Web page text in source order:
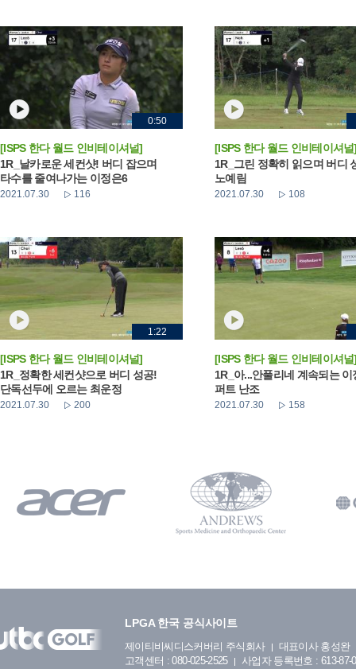
0:50
[ISPS 한다 월드 인비테이셔널]
1R_날카로운 세컨샷! 버디 잡으며
타수를 줄여나가는 이정은6
2021.07.30 116
[ISPS 한다 월드 인비테이셔
1R_그린 정확히 읽으며 버디
노예림
2021.07.30 108
1:22
[ISPS 한다 월드 인비테이셔널]
1R_정확한 세컨샷으로 버디 성공!
단독선두에 오르는 최운정
2021.07.30 200
[ISPS 한다 월드 인비테이셔
1R_아...안풀리네 계속되는 이
퍼트 난조
2021.07.30 158
LPGA 한국 공식사이트
제이티비씨디스커버리 주식회사
대표이사 홍성완
고객센터 : 080-025-2525
사업자 등록번호 : 613-87-